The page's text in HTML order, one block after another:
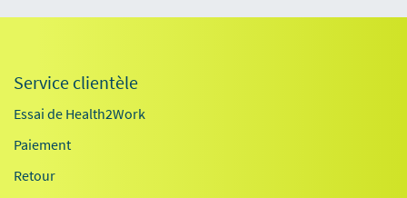
Service clientèle
Essai de Health2Work
Paiement
Retour